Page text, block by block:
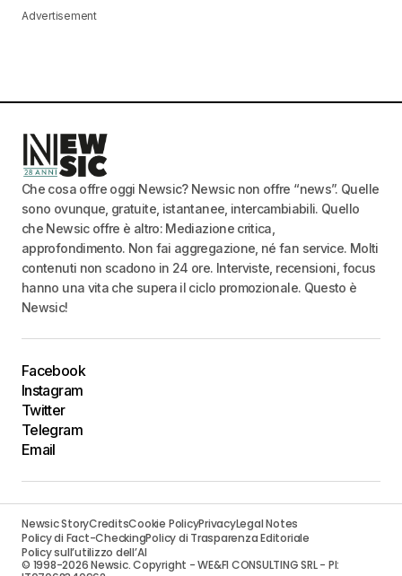
Advertisement
Che cosa offre oggi Newsic? Newsic non offre “news”. Quelle
sono ovunque, gratuite, istantanee, intercambiabili. Quello
che Newsic offre è altro: Mediazione critica,
approfondimento. Non fai aggregazione, né fan service. Molti
contenuti non scadono in 24 ore. Interviste, recensioni, focus
hanno una vita che supera il ciclo promozionale. Questo è
Newsic!
Facebook
Instagram
Twitter
Telegram
Email
Newsic StoryCreditsCookie PolicyPrivacyLegal Notes
Policy di Fact-CheckingPolicy di Trasparenza Editoriale
Policy sull’utilizzo dell’AI
© 1998-2026 Newsic. Copyright - WE&FI CONSULTING SRL - PI: